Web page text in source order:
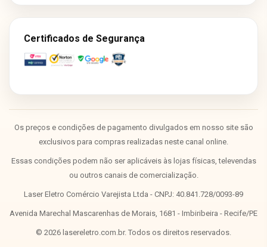
Certificados de Segurança
Os preços e condições de pagamento divulgados em nosso site são
exclusivos para compras realizadas neste canal online.
Essas condições podem não ser aplicáveis às lojas físicas, televendas
ou outros canais de comercialização.
Laser Eletro Comércio Varejista Ltda - CNPJ: 40.841.728/0093-89
Avenida Marechal Mascarenhas de Morais, 1681 - Imbiribeira - Recife/PE
© 2026 lasereletro.com.br. Todos os direitos reservados.